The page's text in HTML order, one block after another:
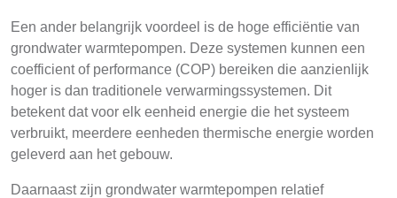
Een ander belangrijk voordeel is de hoge efficiëntie van
grondwater warmtepompen. Deze systemen kunnen een
coefficient of performance (COP) bereiken die aanzienlijk
hoger is dan traditionele verwarmingssystemen. Dit
betekent dat voor elk eenheid energie die het systeem
verbruikt, meerdere eenheden thermische energie worden
geleverd aan het gebouw.
Daarnaast zijn grondwater warmtepompen relatief